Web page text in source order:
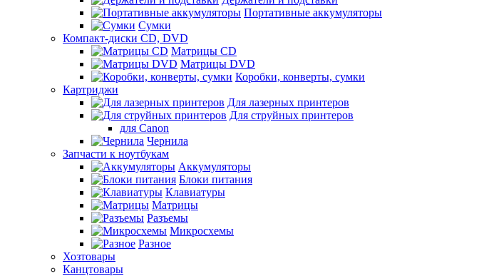
Портативные аккумуляторы
Сумки
Компакт-диски CD, DVD
Матрицы CD
Матрицы DVD
Коробки, конверты, сумки
Картриджи
Для лазерных принтеров
Для струйных принтеров
для Canon
Чернила
Запчасти к ноутбукам
Аккумуляторы
Блоки питания
Клавиатуры
Матрицы
Разъемы
Микросхемы
Разное
Хозтовары
Канцтовары